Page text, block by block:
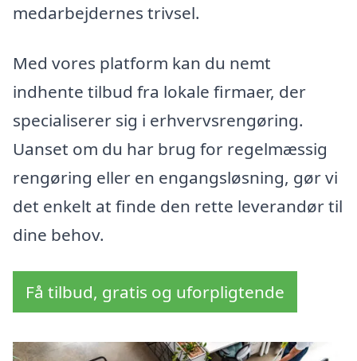
medarbejdernes trivsel.
Med vores platform kan du nemt
indhente tilbud fra lokale firmaer, der
specialiserer sig i erhvervsrengøring.
Uanset om du har brug for regelmæssig
rengøring eller en engangsløsning, gør vi
det enkelt at finde den rette leverandør til
dine behov.
Få tilbud, gratis og uforpligtende